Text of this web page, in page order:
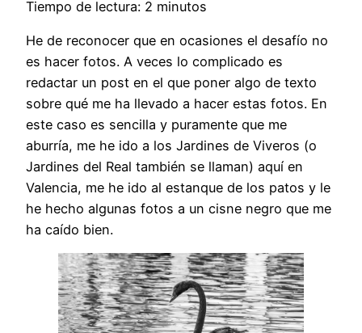
Tiempo de lectura: 2 minutos
He de reconocer que en ocasiones el desafío no
es hacer fotos. A veces lo complicado es
redactar un post en el que poner algo de texto
sobre qué me ha llevado a hacer estas fotos. En
este caso es sencilla y puramente que me
aburría, me he ido a los Jardines de Viveros (o
Jardines del Real también se llaman) aquí en
Valencia, me he ido al estanque de los patos y le
he hecho algunas fotos a un cisne negro que me
ha caído bien.